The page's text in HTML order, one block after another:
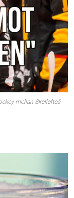
mellan Skellefteå